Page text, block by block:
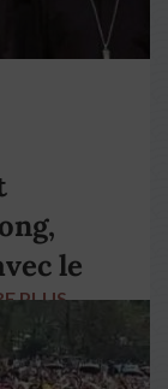
le
PLUS →